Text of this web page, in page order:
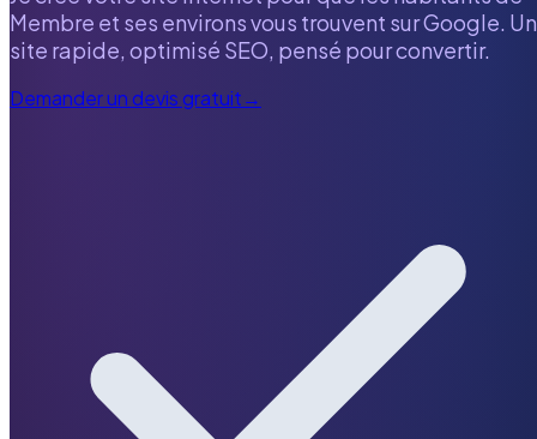
Membre et ses environs vous trouvent sur Google. Un
site rapide, optimisé SEO, pensé pour convertir.
Demander un devis gratuit→